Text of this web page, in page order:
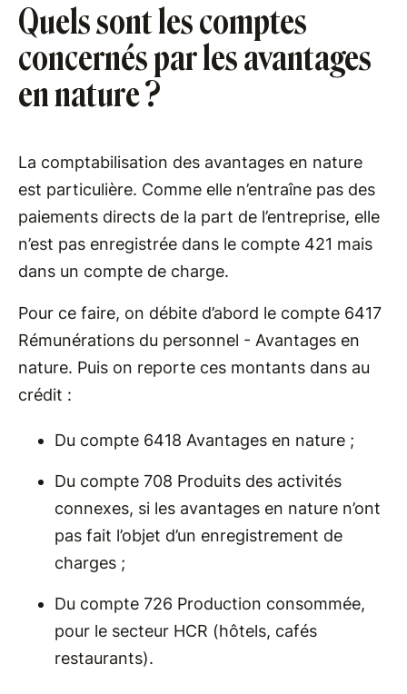
Quels sont les comptes
concernés par les avantages
en nature ?
La comptabilisation des avantages en nature
est particulière. Comme elle n’entraîne pas des
paiements directs de la part de l’entreprise, elle
n’est pas enregistrée dans le compte 421 mais
dans un compte de charge.
Pour ce faire, on débite d’abord le compte 6417
Rémunérations du personnel - Avantages en
nature. Puis on reporte ces montants dans au
crédit :
Du compte 6418 Avantages en nature ;
Du compte 708 Produits des activités
connexes, si les avantages en nature n’ont
pas fait l’objet d’un enregistrement de
charges ;
Du compte 726 Production consommée,
pour le secteur HCR (hôtels, cafés
restaurants).